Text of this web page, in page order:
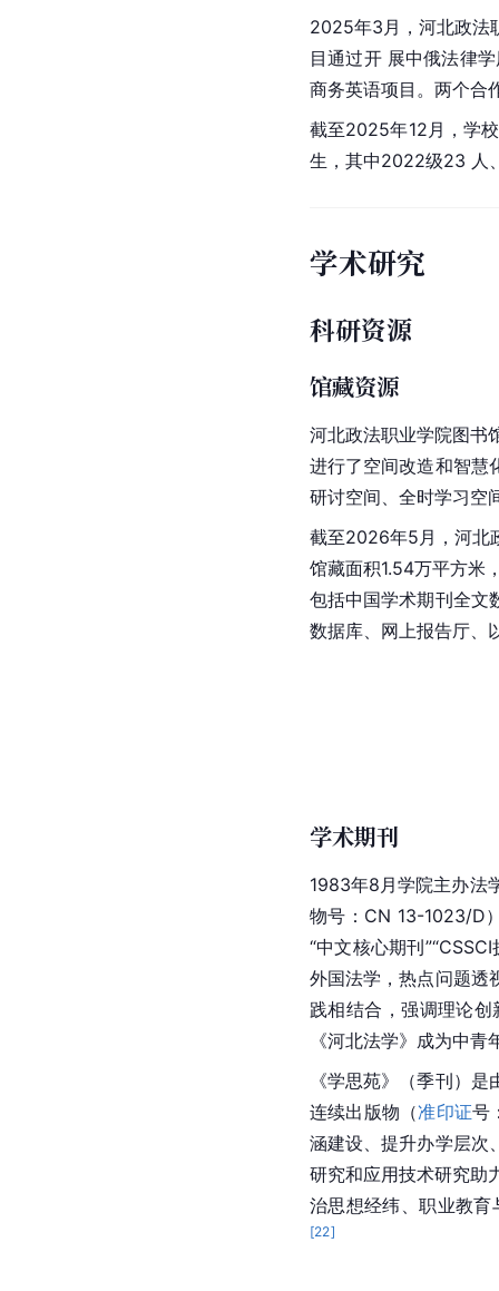
2025年3月，河北政法
目通过开 展中俄法律
商务英语项目。两个合
截至2025年12月，学
生，其中2022级23 人
学术研究
科研资源
馆藏资源
河北政法职业学院图书
进行了空间改造和智慧
研讨空间、全时学习空
截至2026年5月，河北
馆藏面积1.54万平方米
包括中国学术期刊全文
数据库、网上报告厅、
学术期刊
1983年8月学院主办法
物号：CN 13-1023/D
“中文核心期刊
外国法学，热点问题透
践相结合，强调理论
《河北法学》成为中
《学思苑》（季刊）
连续出版物（准印证号
涵建设、提升办学层次
研究和应用技术研究助
治思想经纬、职业教
[22]